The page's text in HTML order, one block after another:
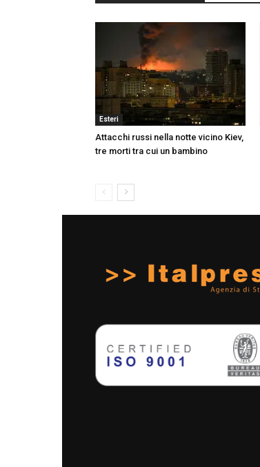
Esteri
Attacchi russi nella notte vicino Kiev,
tre morti tra cui un bambino